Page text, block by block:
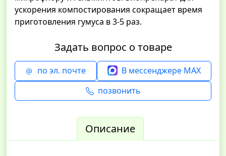
ускорения компостирования сокращает время
приготовления гумуса в 3-5 раз.
Задать вопрос о товаре
по эл. почте
В мессенджере MAX
позвонить
Описание